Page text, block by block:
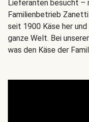
Lieferanten besucht –
Familienbetrieb
seit 1900 Käse her
ganze Welt. Bei
was den Käse der